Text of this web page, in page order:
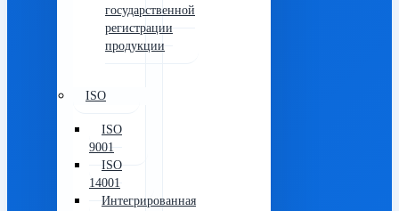
государственной
регистрации
продукции
ISO
ISO
9001
ISO
14001
Интегрированная